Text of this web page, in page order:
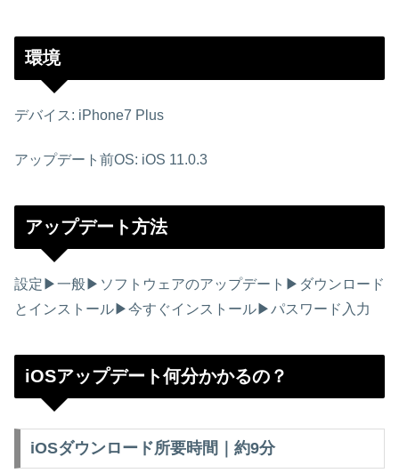
環境
デバイス: iPhone7 Plus
アップデート前OS: iOS 11.0.3
アップデート方法
設定▶︎一般▶︎ソフトウェアのアップデート▶︎ダウンロード
とインストール▶︎今すぐインストール▶︎パスワード入力
iOSアップデート何分かかるの？
iOSダウンロード所要時間｜約9分